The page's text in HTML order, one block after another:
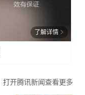
了解详情
打开腾讯新闻查看更多